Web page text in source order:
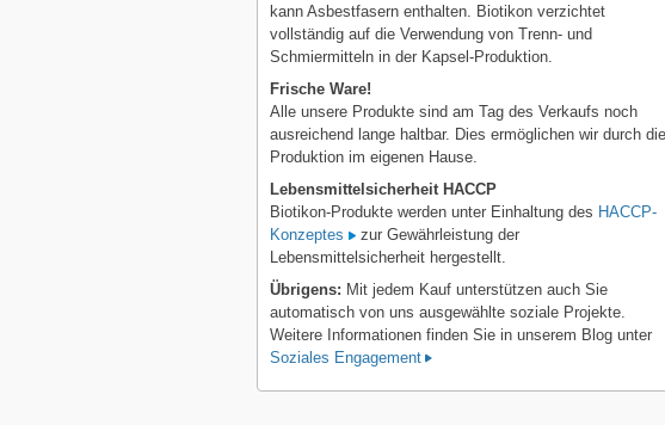
kann Asbestfasern enthalten. Biotikon verzichtet
vollständig auf die Verwendung von Trenn- und
Schmiermitteln in der Kapsel-Produktion.
Frische Ware!
Alle unsere Produkte sind am Tag des Verkaufs noch
ausreichend lange haltbar. Dies ermöglichen wir durch
Produktion im eigenen Hause.
Lebensmittelsicherheit HACCP
Biotikon-Produkte werden unter Einhaltung des HACCP-
Konzeptes
zur Gewährleistung der
Lebensmittelsicherheit hergestellt.
Übrigens: Mit jedem Kauf unterstützen auch Sie
automatisch von uns ausgewählte soziale Projekte.
Weitere Informationen finden Sie in unserem Blog unter
Soziales Engagement